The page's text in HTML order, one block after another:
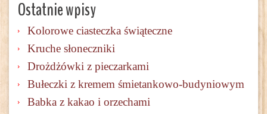
Ostatnie wpisy
Kolorowe ciasteczka świąteczne
Kruche słoneczniki
Drożdżówki z pieczarkami
Bułeczki z kremem śmietankowo-budyniowym
Babka z kakao i orzechami